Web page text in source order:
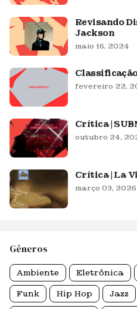
Revisando
Jackson
maio 16, 2024
fevereiro 22,
Crítica |
outubro 24,
Crítica | La
março 03, 2026
Gêneros
Ambiente Eletrônica
Funk Hip Hop Jazz